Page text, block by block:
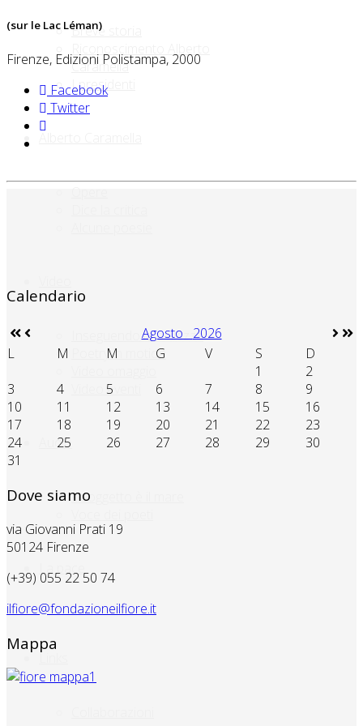
Breve storia
Caramella
I presidenti
Inseguendo la bellezza
Poetry in motion
Video eventi
Audio
Il soggetto è il mare
Links
(sur le Lac Léman)
Firenze, Edizioni Polistampa, 2000
Facebook
Twitter
Calendario
Agosto 2026
L
M M G V S
D
1
2
3
4 5 6 7 8
9
10
11 12 13 14 15
16
17
18 19 20 21 22
23
24
25 26 27 28 29
30
31
Dove siamo
via Giovanni Prati 19
50124 Firenze
(+39) 055 22 50 74
ilfiore@fondazioneilfiore.it
Mappa